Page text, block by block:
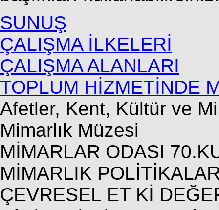
SUNUŞ
ÇALIŞMA İLKELERİ
ÇALIŞMA ALANLARI
TOPLUM HİZMETİNDE
Afetler, Kent, Kültür ve
Mimarlık Müzesi
MİMARLAR ODASI
MİMARLIK
ÇEVRESEL ET Kİ